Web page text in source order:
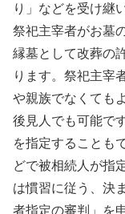
り」などを受け継
祭祀主宰者がお墓
縁墓として改葬の
ります。祭祀主宰
や親族でなくても
後見人でも可能で
を指定することも
どで被相続人が指
は慣習に従う、決
者指定の審判」を